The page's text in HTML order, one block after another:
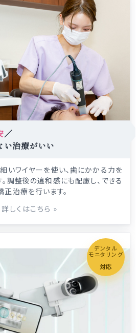
／
い治療がいい
いワイヤーを使い、歯にかかる力を
調整後の違和感にも配慮し、できる
治療を行います。
詳しくはこちら »
デンタル
モニタリング
対応